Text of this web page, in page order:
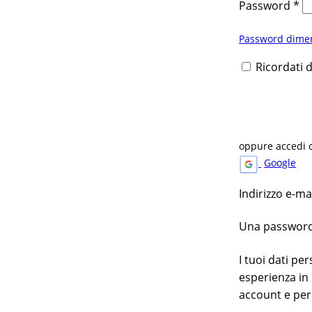
Password *
Password
Ricordati
oppure accedi
Google
Indirizzo e-
Una
I tuoi dati
esperienza
account e